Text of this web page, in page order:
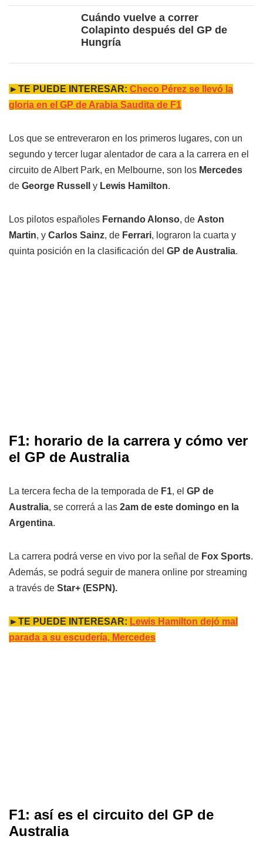
Cuándo vuelve a correr
Colapinto después del GP de
Hungría
►TE PUEDE INTERESAR: Checo Pérez se llevó la
gloria en el GP de Arabia Saudita de F1
Los que se entreveraron en los primeros lugares, con un
segundo y tercer lugar alentador de cara a la carrera en el
circuito de Albert Park, en Melbourne, son los Mercedes
de George Russell y Lewis Hamilton.
Los pilotos españoles Fernando Alonso, de Aston
Martin, y Carlos Sainz, de Ferrari, lograron la cuarta y
quinta posición en la clasificación del GP de Australia.
F1: horario de la carrera y cómo ver
el GP de Australia
La tercera fecha de la temporada de F1, el GP de
Australia, se correrá a las 2am de este domingo en la
Argentina.
La carrera podrá verse en vivo por la señal de Fox Sports.
Además, se podrá seguir de manera online por streaming
a través de Star+ (ESPN).
►TE PUEDE INTERESAR: Lewis Hamilton dejó mal
parada a su escudería, Mercedes
F1: así es el circuito del GP de
Australia